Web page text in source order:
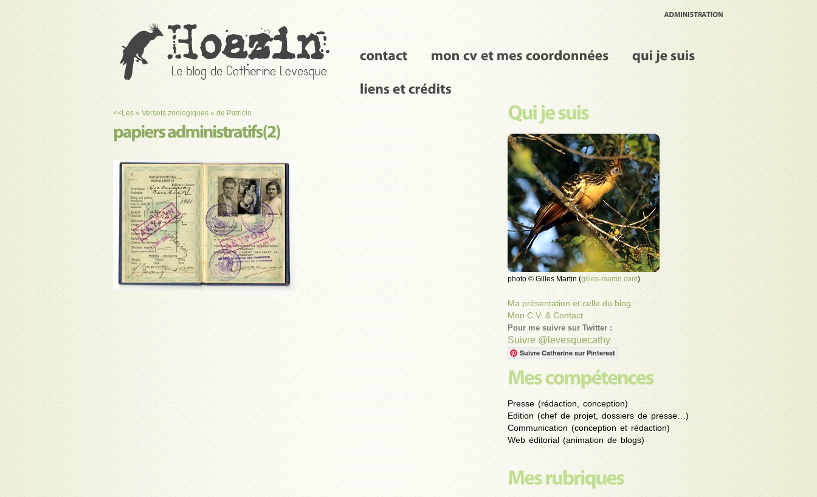
photo © Gilles Martin (gilles-martin.com)
Ma présentation et celle du blog
Mon C.V. & Contact
Pour me suivre sur Twitter :
Suivre @levesquecathy
Suivre Catherine sur Pinterest
Presse (rédaction, conception)
Edition (chef de projet, dossiers de presse…)
Communication (conception et rédaction)
Web éditorial (animation de blogs)
<<Les « Versets zoologiques » de Patricio